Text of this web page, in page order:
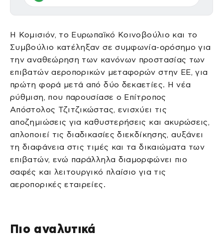
Η Κομισιόν, το Ευρωπαϊκό Κοινοβούλιο και το
Συμβούλιο κατέληξαν σε συμφωνία-ορόσημο για
την αναθεώρηση των κανόνων προστασίας των
επιβατών αεροπορικών μεταφορών στην ΕΕ, για
πρώτη φορά μετά από δύο δεκαετίες. Η νέα
ρύθμιση, που παρουσίασε ο Επίτροπος
Απόστολος Τζιτζικώστας, ενισχύει τις
αποζημιώσεις για καθυστερήσεις και ακυρώσεις,
απλοποιεί τις διαδικασίες διεκδίκησης, αυξάνει
τη διαφάνεια στις τιμές και τα δικαιώματα των
επιβατών, ενώ παράλληλα διαμορφώνει πιο
σαφές και λειτουργικό πλαίσιο για τις
αεροπορικές εταιρείες.
Πιο αναλυτικά